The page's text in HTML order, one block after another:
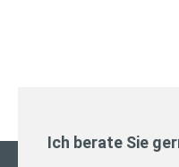
Ich berate Sie